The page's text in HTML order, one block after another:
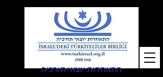
התאחדות יוצאי תורכיה